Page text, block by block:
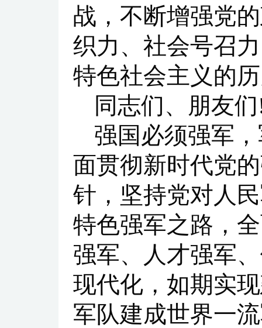
战，不断增强党
织力、社会号召
特色社会主义的
同志们、朋友
强国必须强军
面贯彻新时代党
针，坚持党对人
特色强军之路，
强军、人才强军
现代化，如期实
军队建成世界一